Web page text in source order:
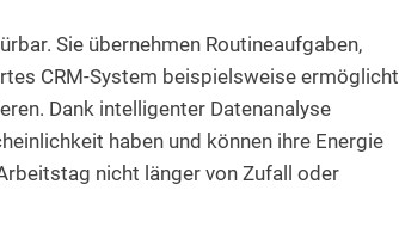
Sie übernehmen Routineaufgaben,
CRM-System beispielsweise ermöglicht
Dank intelligenter Datenanalyse
haben und können ihre Energie
nicht länger von Zufall oder